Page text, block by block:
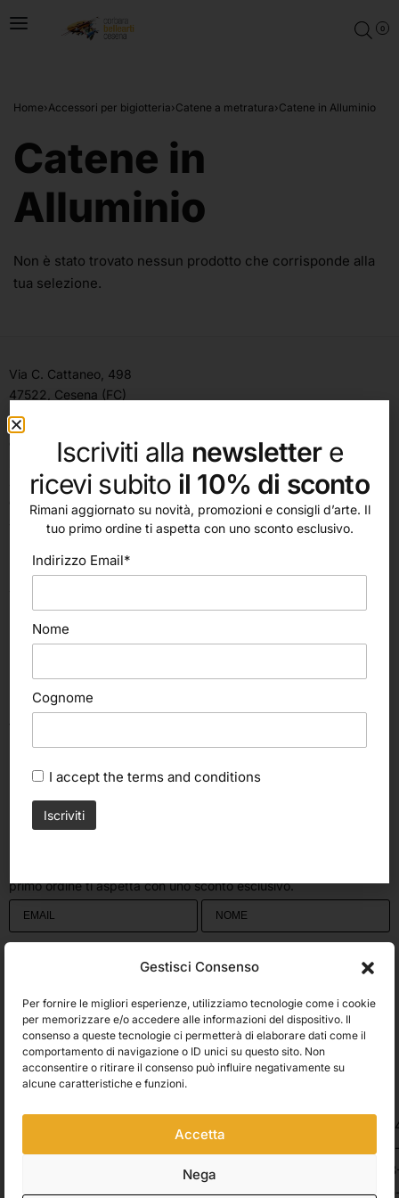
Gestisci Consenso
Per fornire le migliori esperienze, utilizziamo tecnologie come i cookie
per memorizzare e/o accedere alle informazioni del dispositivo. Il
consenso a queste tecnologie ci permetterà di elaborare dati come il
comportamento di navigazione o ID unici su questo sito. Non
acconsentire o ritirare il consenso può influire negativamente su
alcune caratteristiche e funzioni.
Accetta
Nega
0
Home›Accessori per bigiotteria›Catene a metratura›Catene in Alluminio
Catene in
Alluminio
Non è stato trovato nessun prodotto che corrisponde alla
tua selezione.
Via C. Cattaneo, 498
47522, Cesena (FC)
Italia
Lunedì, Martedì, Mercoledì, Venerdì:
8.30 – 12.30 | 15.00 – 19.00
Giovedì:
8.30 – 12.30
Sabato & Domenica chiuso
Pagamenti
accettati
Cookie policy
primo ordine ti aspetta con uno sconto esclusivo.
accetti che i dati personali da te forniti vengano trasferiti a Brevo per il
Accetto le condizioni generali e di ricevere le Newsletters.
ISCRIVITI
Spedizioni
Iscriviti alla newslettere
ricevi subito il 10% di sconto
Rimani aggiornato su novità, promozioni e consigli d’arte. Il
tuo primo ordine ti aspetta con uno sconto esclusivo.
Indirizzo Email*
Nome
Cognome
I accept the terms and conditions